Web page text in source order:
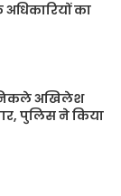
का
अखिलेश
पुलिस ने किया